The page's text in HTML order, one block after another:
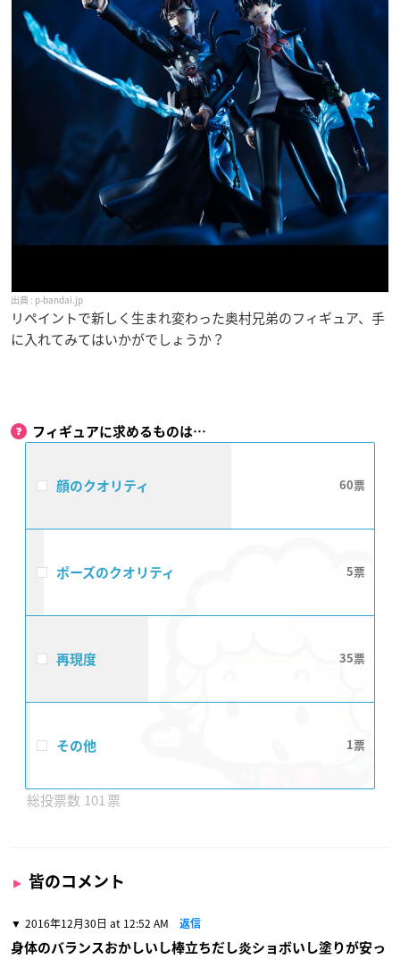
p-bandai.jp
リペイントで新しく生まれ変わった奥村兄弟のフィギュア、手
に入れてみてはいかがでしょうか？
フィギュアに求めるものは…
顔のクオリティ 60
ポーズのクオリティ 5
再現度 35
その他 1
101
皆のコメント
2016年12月30日 at 12:52 AM 返信
身体のバランスおかしいし棒立ちだし炎ショボいし塗りが安っ